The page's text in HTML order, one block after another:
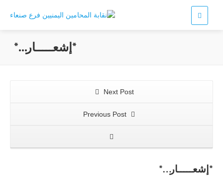
*إشعـــــار…*
Next Post
Previous Post
*إشعـــــار…*